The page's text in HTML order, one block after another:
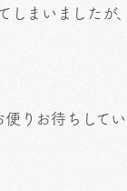
まいましたが
便りお待ちして